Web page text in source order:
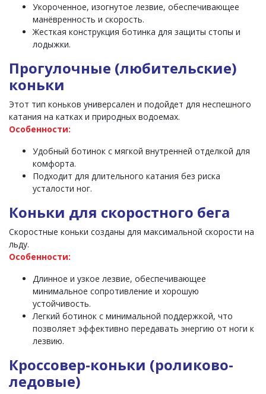
Укороченное, изогнутое лезвие, обеспечивающее
манёвренность и скорость.
Жесткая конструкция ботинка для защиты стопы и
лодыжки.
Прогулочные (любительские)
коньки
Этот тип коньков универсален и подойдет для неспешного
катания на катках и природных водоемах.
Особенности:
Удобный ботинок с мягкой внутренней отделкой для
комфорта.
Подходит для длительного катания без риска
усталости ног.
Коньки для скоростного бега
Скоростные коньки созданы для максимальной скорости на
льду.
Особенности:
Длинное и узкое лезвие, обеспечивающее
минимальное сопротивление и хорошую
устойчивость.
Легкий ботинок с минимальной поддержкой, что
позволяет эффективно передавать энергию от ноги к
лезвию.
Кроссовер-коньки (роликово-
ледовые)